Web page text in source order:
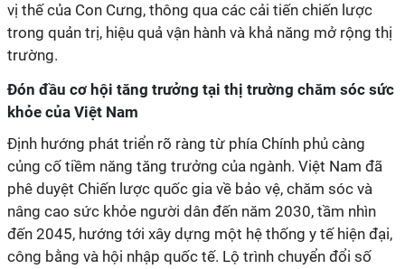
vị thế của Con Cưng, thông qua các cải tiến chiến lược
trong quản trị, hiệu quả vận hành và khả năng mở rộng thị
trường.
Đón đầu cơ hội tăng trưởng tại thị trường chăm sóc sức
khỏe của Việt Nam
Định hướng phát triển rõ ràng từ phía Chính phủ càng
củng cố tiềm năng tăng trưởng của ngành. Việt Nam đã
phê duyệt Chiến lược quốc gia về bảo vệ, chăm sóc và
nâng cao sức khỏe người dân đến năm 2030, tầm nhìn
đến 2045, hướng tới xây dựng một hệ thống y tế hiện đại,
công bằng và hội nhập quốc tế. Lộ trình chuyển đổi số